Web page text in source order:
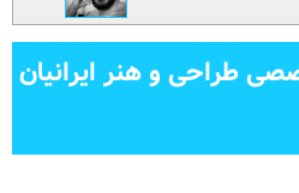
طراحی و هنر ایرانیان